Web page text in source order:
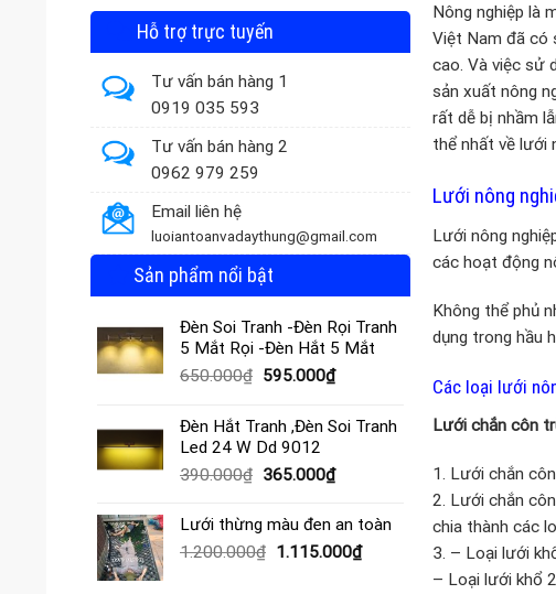
Hỗ trợ trực tuyến
Tư vấn bán hàng 1
0919 035 593
Tư vấn bán hàng 2
0962 979 259
Email liên hệ
luoiantoanvadaythung@gmail.com
Sản phẩm nổi bật
Đèn Soi Tranh -Đèn Rọi Tranh
5 Mắt Rọi -Đèn Hắt 5 Mắt
650.000₫ Giá
là:
650.000₫.
595.000₫Giá
tại
595.000₫.
Đèn Hắt Tranh ,Đèn Soi Tranh
Led 24 W Dd 9012
390.000₫ Giá
là:
390.000₫.
365.000₫Giá
tại
là:
365.000₫.
Lưới thừng màu đen an toàn
1.200.000₫ Giá
1.115.000₫Giá
Nông nghiệp là
Việt Nam đã có
cao. Và việc sử
sản xuất nông
rất dễ bị nhầm
thể nhất về lưới
Lưới nông
Lưới nông
các hoạt động
Không thể phủ
dụng trong hầu
Các loại lưới
Lưới chắn côn
1. Lưới chắn
2. Lưới chắn
chia thành các
3. – Loại lưới
– Loại lưới khổ